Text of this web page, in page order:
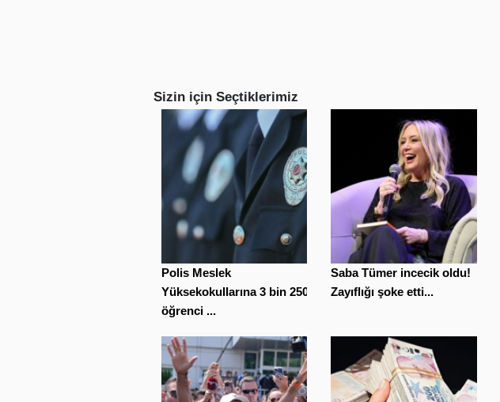
Sizin için Seçtiklerimiz
Polis Meslek
Yüksekokullarına 3 bin 250
öğrenci ...
Saba Tümer incecik oldu!
Zayıflığı şoke etti...